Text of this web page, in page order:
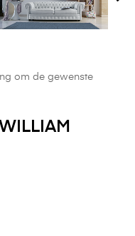
om de gewenste